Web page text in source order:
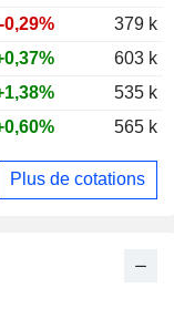
-0,29%
379 k
603 k
535 k
565 k
Plus de cotations